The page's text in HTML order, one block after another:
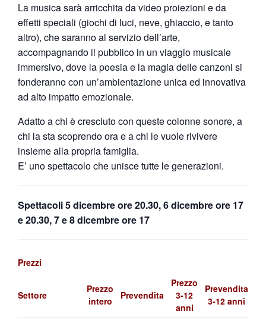
La musica sarà arricchita da video proiezioni e da
effetti speciali (giochi di luci, neve, ghiaccio, e tanto
altro), che saranno al servizio dell’arte,
accompagnando il pubblico in un viaggio musicale
immersivo, dove la poesia e la magia delle canzoni si
fonderanno con un’ambientazione unica ed innovativa
ad alto impatto emozionale.
Adatto a chi è cresciuto con queste colonne sonore, a
chi la sta scoprendo ora e a chi le vuole rivivere
insieme alla propria famiglia.
E’ uno spettacolo che unisce tutte le generazioni.
Spettacoli 5 dicembre ore 20.30, 6 dicembre ore 17
e 20.30, 7 e 8 dicembre ore 17
Prezzi
Settore
Prezzo
intero
Prevendita
Prezzo
3-12
anni
Prevendita
3-12 anni